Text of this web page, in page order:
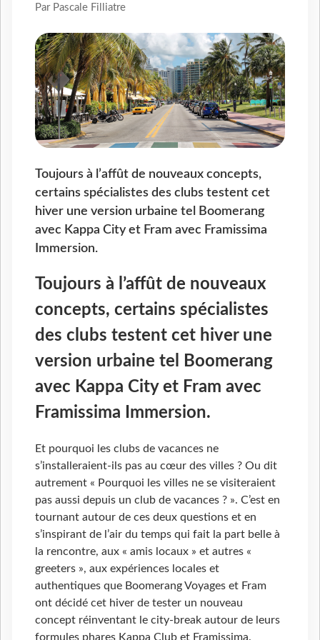
Par Pascale Filliatre
Toujours à l’affût de nouveaux concepts,
certains spécialistes des clubs testent cet
hiver une version urbaine tel Boomerang
avec Kappa City et Fram avec Framissima
Immersion.
Toujours à l’affût de nouveaux
concepts, certains spécialistes
des clubs testent cet hiver une
version urbaine tel Boomerang
avec Kappa City et Fram avec
Framissima Immersion.
Et pourquoi les clubs de vacances ne
s’installeraient-ils pas au cœur des villes ? Ou dit
autrement « Pourquoi les villes ne se visiteraient
pas aussi depuis un club de vacances ? ». C’est en
tournant autour de ces deux questions et en
s’inspirant de l’air du temps qui fait la part belle à
la rencontre, aux « amis locaux » et autres «
greeters », aux expériences locales et
authentiques que Boomerang Voyages et Fram
ont décidé cet hiver de tester un nouveau
concept réinventant le city-break autour de leurs
formules phares Kappa Club et Framissima.